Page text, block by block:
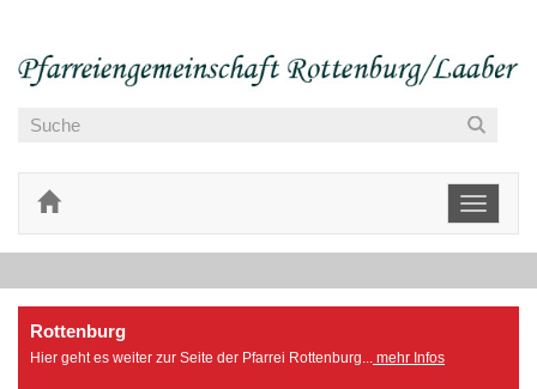
Toggle
Rottenburg
Hier geht es weiter zur Seite der Pfarrei Rottenburg... mehr Infos